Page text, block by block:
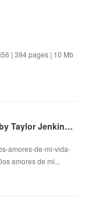
| 394 pages | 10 Mb
Read [Pdf]> Dos amores de mi vida, Los by Taylor Jenkins Reid
amores-de-mi-vida-
amores de mi...